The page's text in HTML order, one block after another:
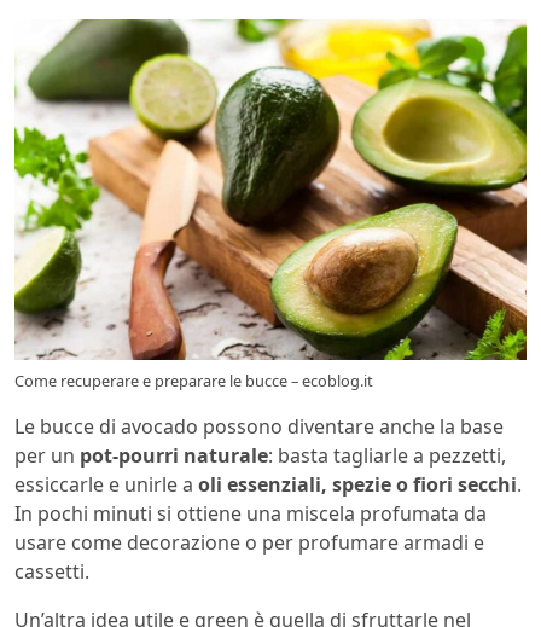
Come recuperare e preparare le bucce – ecoblog.it
Le bucce di avocado possono diventare anche la base
per un pot-pourri naturale: basta tagliarle a pezzetti,
essiccarle e unirle a oli essenziali, spezie o fiori secchi.
In pochi minuti si ottiene una miscela profumata da
usare come decorazione o per profumare armadi e
cassetti.
Un’altra idea utile e green è quella di sfruttarle nel